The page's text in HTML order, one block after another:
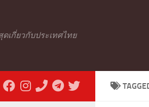
ดเกี่ยวกับประเทศไทย